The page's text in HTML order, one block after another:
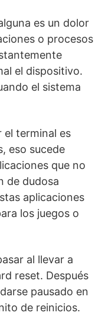
es un dolor
o procesos
el dispositivo.
el sistema
el terminal es
eso sucede
que no
de dudosa
aplicaciones
los juegos o
al llevar a
reset. Después
pausado en
de reinicios.